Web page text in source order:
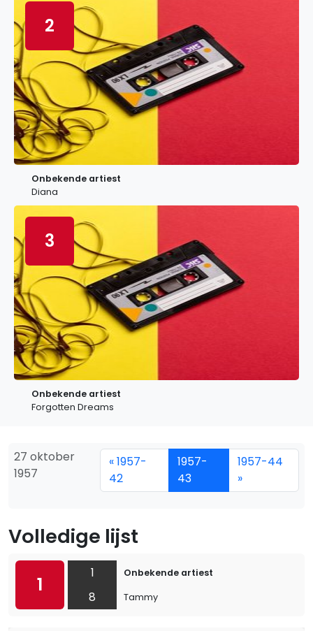
2
Onbekende artiest
Diana
3
Onbekende artiest
Forgotten Dreams
27 oktober
1957
« 1957-
42
1957-
43
1957-44
»
Volledige lijst
1
1
8
Onbekende artiest
Tammy